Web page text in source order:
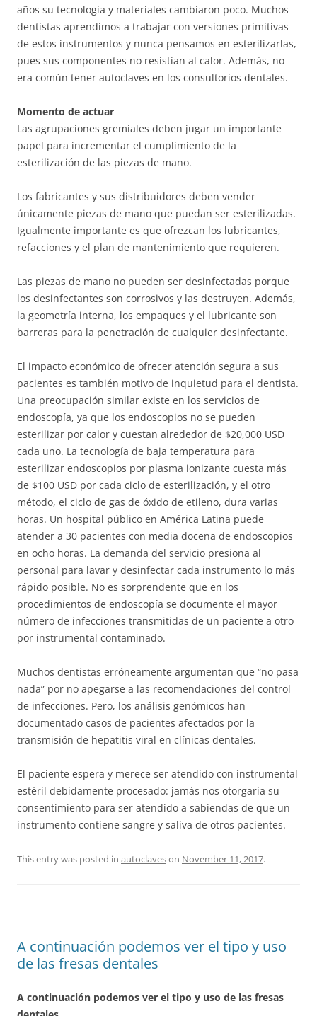
años su tecnología y materiales cambiaron poco. Muchos
dentistas aprendimos a trabajar con versiones primitivas
de estos instrumentos y nunca pensamos en esterilizarlas,
pues sus componentes no resistían al calor. Además, no
era común tener autoclaves en los consultorios dentales.
Momento de actuar
Las agrupaciones gremiales deben jugar un importante
papel para incrementar el cumplimiento de la
esterilización de las piezas de mano.
Los fabricantes y sus distribuidores deben vender
únicamente piezas de mano que puedan ser esterilizadas.
Igualmente importante es que ofrezcan los lubricantes,
refacciones y el plan de mantenimiento que requieren.
Las piezas de mano no pueden ser desinfectadas porque
los desinfectantes son corrosivos y las destruyen. Además,
la geometría interna, los empaques y el lubricante son
barreras para la penetración de cualquier desinfectante.
El impacto económico de ofrecer atención segura a sus
pacientes es también motivo de inquietud para el dentista.
Una preocupación similar existe en los servicios de
endoscopía, ya que los endoscopios no se pueden
esterilizar por calor y cuestan alrededor de $20,000 USD
cada uno. La tecnología de baja temperatura para
esterilizar endoscopios por plasma ionizante cuesta más
de $100 USD por cada ciclo de esterilización, y el otro
método, el ciclo de gas de óxido de etileno, dura varias
horas. Un hospital público en América Latina puede
atender a 30 pacientes con media docena de endoscopios
en ocho horas. La demanda del servicio presiona al
personal para lavar y desinfectar cada instrumento lo más
rápido posible. No es sorprendente que en los
procedimientos de endoscopía se documente el mayor
número de infecciones transmitidas de un paciente a otro
por instrumental contaminado.
Muchos dentistas erróneamente argumentan que “no pasa
nada” por no apegarse a las recomendaciones del control
de infecciones. Pero, los análisis genómicos han
documentado casos de pacientes afectados por la
transmisión de hepatitis viral en clínicas dentales.
El paciente espera y merece ser atendido con instrumental
estéril debidamente procesado: jamás nos otorgaría su
consentimiento para ser atendido a sabiendas de que un
instrumento contiene sangre y saliva de otros pacientes.
This entry was posted in autoclaveson November 11, 2017.
A continuación podemos ver el tipo y uso
de las fresas dentales
A continuación podemos ver el tipo y uso de las fresas